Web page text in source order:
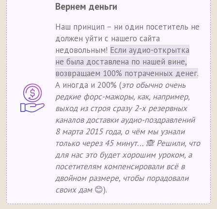
Вернем деньги
Наш принцип – ни один посетитель не
должен уйти с нашего сайта
недовольным! Если аудио-открытка
не была доставлена по нашей вине,
возвращаем 100% потраченных денег.
А иногда и 200% (это обычно очень
редкие форс-мажоры, как, например,
выход из строя сразу 2-х резервных
каналов доставки аудио-поздравлений
8 марта 2015 года, о чём мы узнали
только через 45 минут... 🙈 Решили, что
для нас это будет хорошим уроком, а
посетителям компенсировали всё в
двойном размере, чтобы порадовали
своих дам😊).